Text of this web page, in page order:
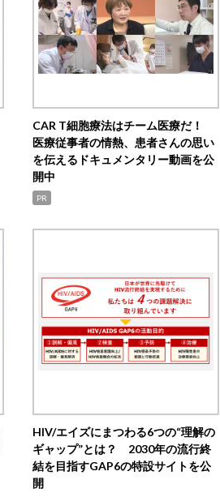
CAR T細胞療法はチーム医療だ！
医療従事者の情熱、患者さんの思い
を伝えるドキュメンタリー動画を公
開中
PR
HIV/エイズにまつわる6つの“理解の
ギャップ”とは？ 2030年の流行終
結を目指すGAP6の特設サイトを公
開